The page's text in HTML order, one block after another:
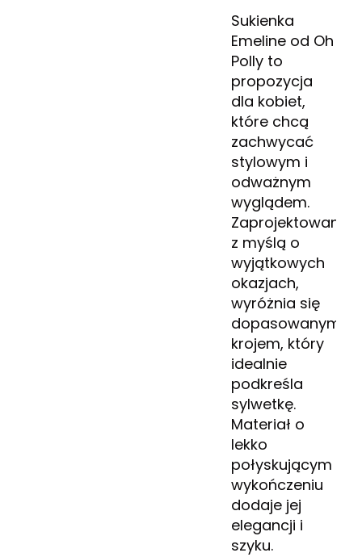
Sukienka
Emeline od Oh
Polly to
propozycja
dla kobiet,
które chcą
zachwycać
stylowym i
odważnym
wyglądem.
Zaprojektowana
z myślą o
wyjątkowych
okazjach,
wyróżnia się
dopasowanym
krojem, który
idealnie
podkreśla
sylwetkę.
Materiał o
lekko
połyskującym
wykończeniu
dodaje jej
elegancji i
szyku.